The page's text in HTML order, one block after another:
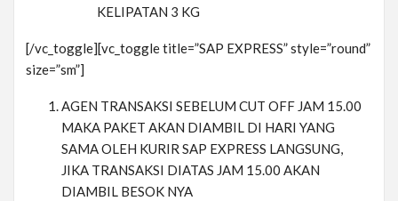
KELIPATAN 3 KG
[/vc_toggle][vc_toggle title=”SAP EXPRESS” style=”round”
size=”sm”]
AGEN TRANSAKSI SEBELUM CUT OFF JAM 15.00
MAKA PAKET AKAN DIAMBIL DI HARI YANG
SAMA OLEH KURIR SAP EXPRESS LANGSUNG,
JIKA TRANSAKSI DIATAS JAM 15.00 AKAN
DIAMBIL BESOK NYA